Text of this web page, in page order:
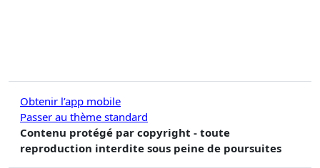
Obtenir l’app mobile
Passer au thème standard
Contenu protégé par copyright - toute
reproduction interdite sous peine de poursuites